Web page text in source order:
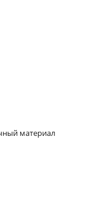
материал